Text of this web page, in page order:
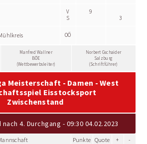
V
S
9
3
OÖ
Manfred Wallner
BÖE
(Wettbewerbsleiter)
Norbert Gschaider
Salzburg
(Schriftführer)
Meisterschaft - Damen - West
Eisstocksport
Zwischenstand
4. Durchgang - 09:30 04.02.2023
Punkte Quote + -